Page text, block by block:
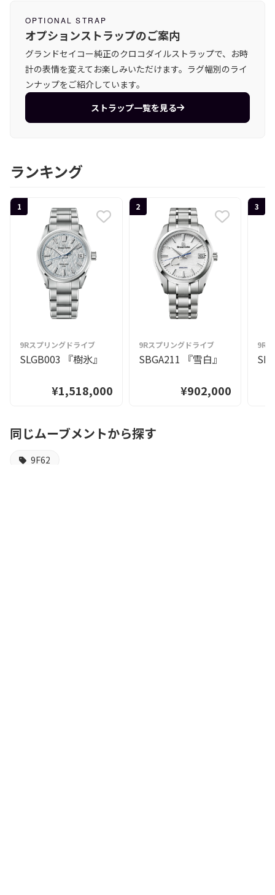
OPTIONAL STRAP
オプションストラップのご案内
グランドセイコー純正のクロコダイルストラップで、お時
計の表情を変えてお楽しみいただけます。ラグ幅別のライ
ンナップをご紹介しています。
ストラップ一覧を見る
ランキング
1
9Rスプリングドライブ
SLGB003 『樹氷』
¥1,518,000
2
9Rスプリングドライブ
SBGA211 『雪白』
¥902,000
3
9R
同じムーブメントから探す
9F62